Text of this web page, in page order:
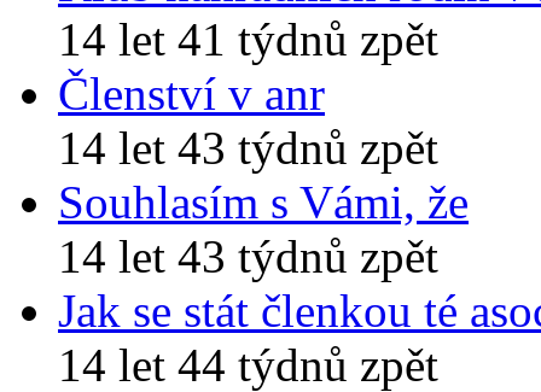
14 let 41 týdnů zpět
Členství v anr
14 let 43 týdnů zpět
Souhlasím s Vámi, že
14 let 43 týdnů zpět
Jak se stát členkou té
14 let 44 týdnů zpět